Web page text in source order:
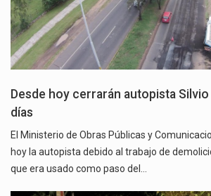
Desde hoy cerrarán autopista
días
El Ministerio de Obras Públicas y
hoy la autopista debido al trabajo de
que era usado como paso del…